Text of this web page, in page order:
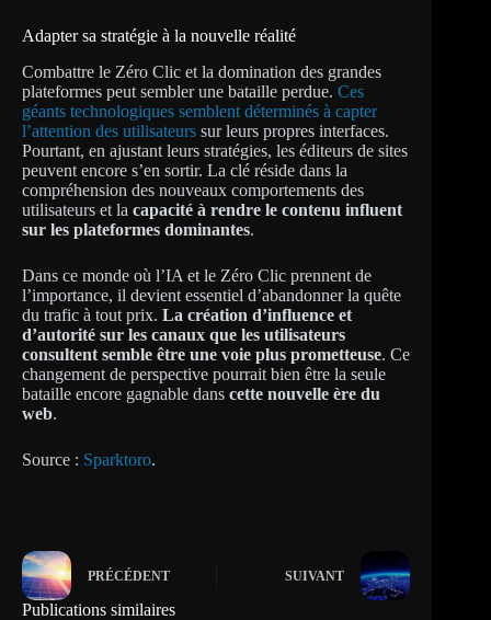
Adapter sa stratégie à la nouvelle réalité
Combattre le Zéro Clic et la domination des grandes
plateformes peut sembler une bataille perdue. Ces
géants technologiques semblent déterminés à capter
l’attention des utilisateurs sur leurs propres interfaces.
Pourtant, en ajustant leurs stratégies, les éditeurs de sites
peuvent encore s’en sortir. La clé réside dans la
compréhension des nouveaux comportements des
utilisateurs et la capacité à rendre le contenu influent
sur les plateformes dominantes.
Dans ce monde où l’IA et le Zéro Clic prennent de
l’importance, il devient essentiel d’abandonner la quête
du trafic à tout prix. La création d’influence et
d’autorité sur les canaux que les utilisateurs
consultent semble être une voie plus prometteuse. Ce
changement de perspective pourrait bien être la seule
bataille encore gagnable dans cette nouvelle ère du
web.
Source : Sparktoro.
PRÉCÉDENT SUIVANT
Publications similaires